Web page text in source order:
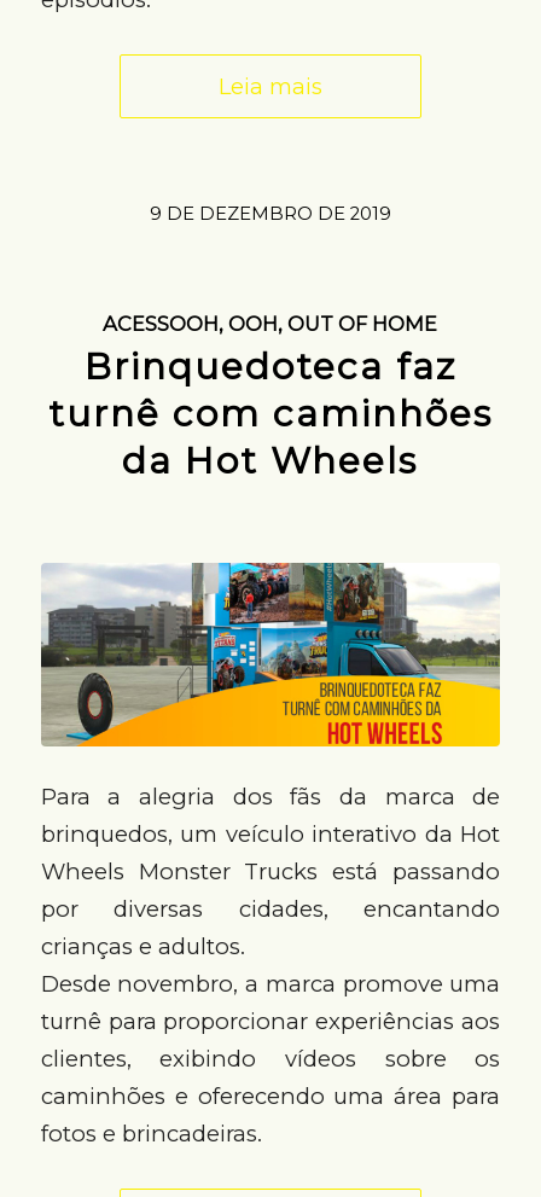
Leia mais
9 DE DEZEMBRO DE 2019
ACESSOOH,OOH,OUT OF HOME
Brinquedoteca faz
turnê com caminhões
da Hot Wheels
Para a alegria dos fãs da marca de
brinquedos, um veículo interativo da Hot
Wheels Monster Trucks está passando
por diversas cidades, encantando
crianças e adultos.
Desde novembro, a marca promove uma
turnê para proporcionar experiências aos
clientes, exibindo vídeos sobre os
caminhões e oferecendo uma área para
fotos e brincadeiras.